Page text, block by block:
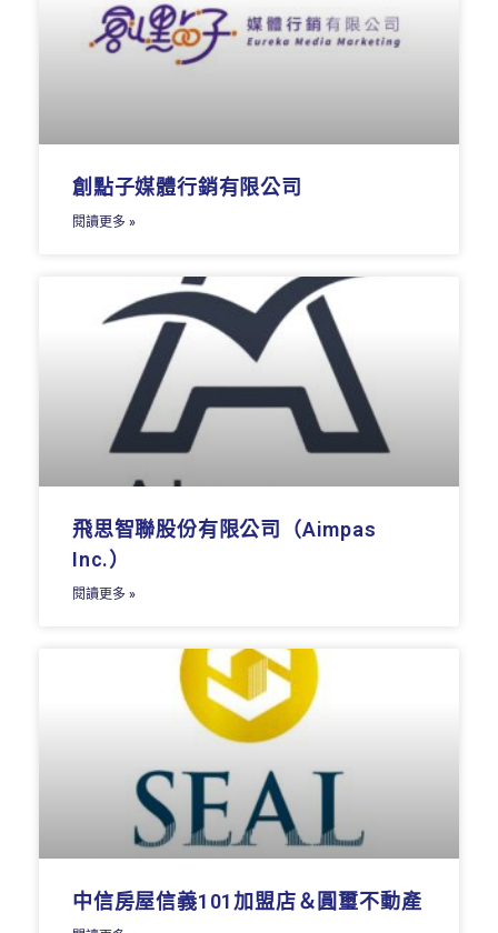
創點子媒體行銷有限公司
閱讀更多 »
飛思智聯股份有限公司（Aimpas
Inc.）
閱讀更多 »
中信房屋信義101加盟店＆圓璽不動產